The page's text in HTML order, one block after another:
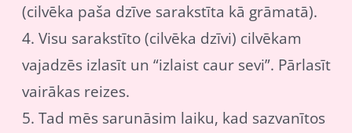
(cilvēka paša dzīve sarakstīta kā grāmatā).
4. Visu sarakstīto (cilvēka dzīvi) cilvēkam
vajadzēs izlasīt un “izlaist caur sevi”. Pārlasīt
vairākas reizes.
5. Tad mēs sarunāsim laiku, kad sazvanītos